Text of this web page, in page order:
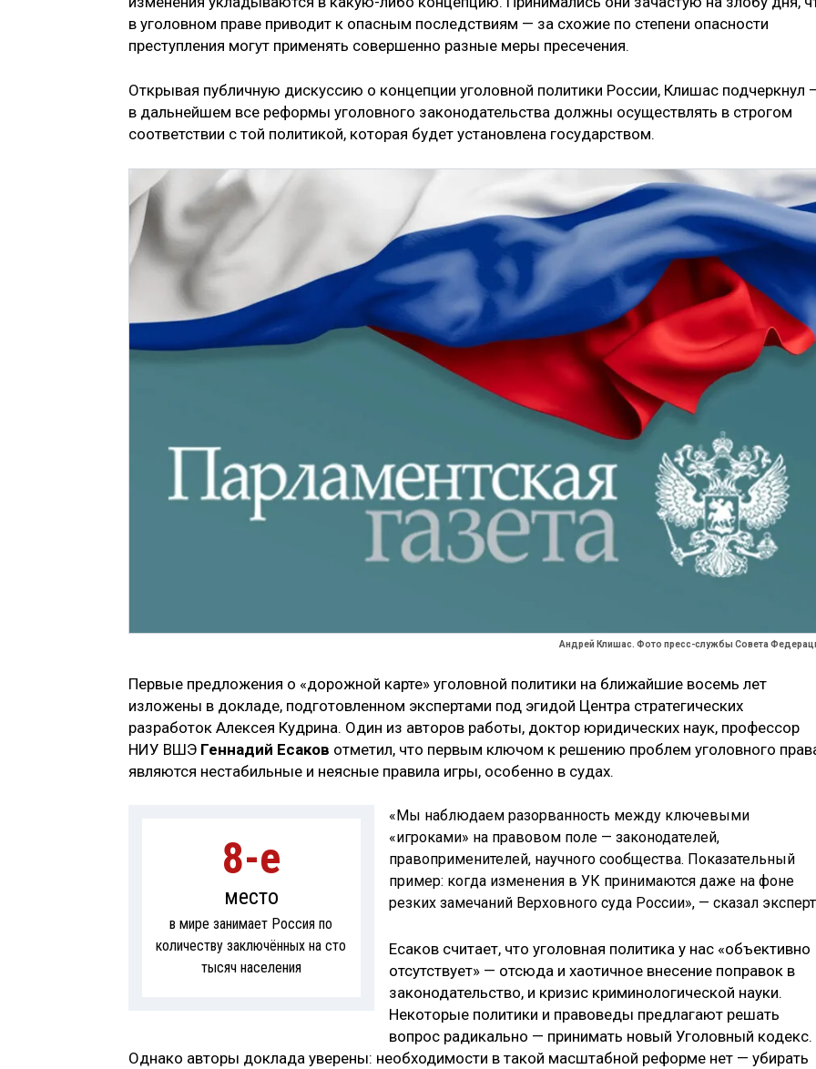
в уголовном праве приводит к опасным последствиям — за схожие по степени опасности
преступления могут применять совершенно разные меры пресечения.
Открывая публичную дискуссию о концепции уголовной политики России, Клишас подчеркнул
в дальнейшем все реформы уголовного законодательства должны осуществлять в строгом
соответствии с той политикой, которая будет установлена государством.
Андрей Клишас. Фото пресс-службы Совета
Первые предложения о «дорожной карте» уголовной политики на ближайшие восемь лет
изложены в докладе, подготовленном экспертами под эгидой Центра стратегических
разработок Алексея Кудрина. Один из авторов работы, доктор юридических наук, профессор
НИУ ВШЭ Геннадий Есаков отметил, что первым ключом к решению проблем уголовного
являются нестабильные и неясные правила игры, особенно в судах.
8-е
место
в мире занимает Россия по
количеству заключённых на сто
тысяч населения
«Мы наблюдаем разорванность между ключевыми
«игроками» на правовом поле — законодателей,
правоприменителей, научного сообщества. Показательный
пример: когда изменения в УК принимаются даже на фоне
резких замечаний Верховного суда России», — сказал
Есаков считает, что уголовная политика у нас «объективно
отсутствует» — отсюда и хаотичное внесение поправок в
законодательство, и кризис криминологической науки.
Некоторые политики и правоведы предлагают решать
вопрос радикально — принимать новый Уголовный кодекс.
Однако авторы доклада уверены: необходимости в такой масштабной реформе нет — убирать